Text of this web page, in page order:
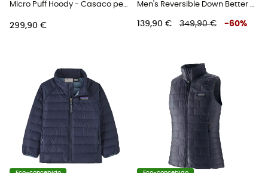
Micro Puff Hoody - Casaco penas homem
299,90 €
Men's Reversible Down Better Sweater - Casaco penas homem
139,90 € 349,90 € -60%